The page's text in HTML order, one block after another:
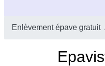
Enlèvement épave gratuit